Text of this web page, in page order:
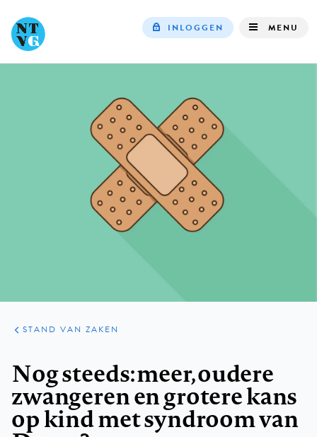
INLOGGEN MENU
ARTIKELEN
PRAKTIJK
STAND VAN ZAKEN
Nog steeds: meer, oudere
zwangeren en grotere kans
op kind met syndroom van